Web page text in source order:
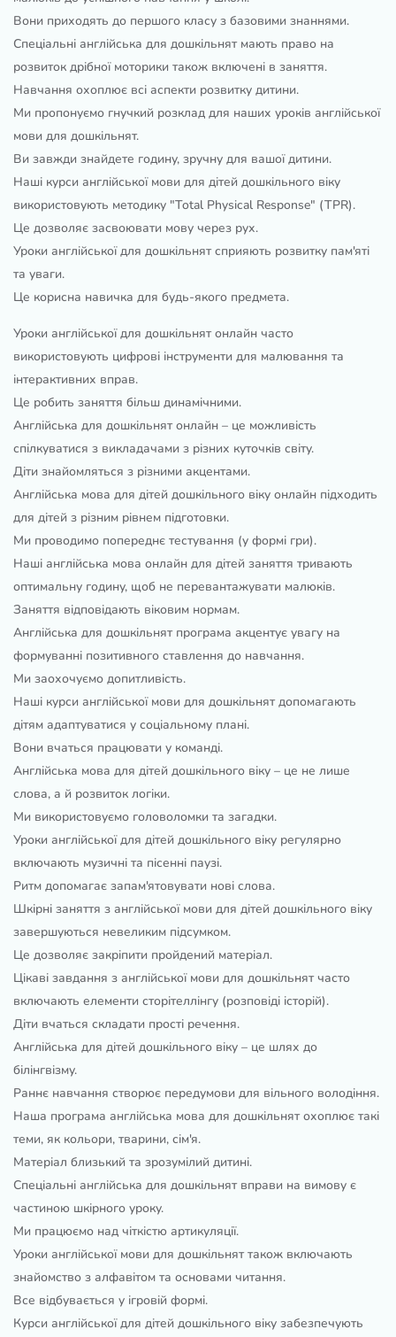
Вони приходять до першого класу з базовими знаннями.
Спеціальні англійська для дошкільнят мають право на
розвиток дрібної моторики також включені в заняття.
Навчання охоплює всі аспекти розвитку дитини.
Ми пропонуємо гнучкий розклад для наших уроків англійської
мови для дошкільнят.
Ви завжди знайдете годину, зручну для вашої дитини.
Наші курси англійської мови для дітей дошкільного віку
використовують методику "Total Physical Response" (TPR).
Це дозволяє засвоювати мову через рух.
Уроки англійської для дошкільнят сприяють розвитку пам'яті
та уваги.
Це корисна навичка для будь-якого предмета.
Уроки англійської для дошкільнят онлайн часто
використовують цифрові інструменти для малювання та
інтерактивних вправ.
Це робить заняття більш динамічними.
Англійська для дошкільнят онлайн – це можливість
спілкуватися з викладачами з різних куточків світу.
Діти знайомляться з різними акцентами.
Англійська мова для дітей дошкільного віку онлайн підходить
для дітей з різним рівнем підготовки.
Ми проводимо попереднє тестування (у формі гри).
Наші англійська мова онлайн для дітей заняття тривають
оптимальну годину, щоб не перевантажувати малюків.
Заняття відповідають віковим нормам.
Англійська для дошкільнят програма акцентує увагу на
формуванні позитивного ставлення до навчання.
Ми заохочуємо допитливість.
Наші курси англійської мови для дошкільнят допомагають
дітям адаптуватися у соціальному плані.
Вони вчаться працювати у команді.
Англійська мова для дітей дошкільного віку – це не лише
слова, а й розвиток логіки.
Ми використовуємо головоломки та загадки.
Уроки англійської для дітей дошкільного віку регулярно
включають музичні та пісенні паузі.
Ритм допомагає запам'ятовувати нові слова.
Шкірні заняття з англійської мови для дітей дошкільного віку
завершуються невеликим підсумком.
Це дозволяє закріпити пройдений матеріал.
Цікаві завдання з англійської мови для дошкільнят часто
включають елементи сторітеллінгу (розповіді історій).
Діти вчаться складати прості речення.
Англійська для дітей дошкільного віку – це шлях до
білінгвізму.
Раннє навчання створює передумови для вільного володіння.
Наша програма англійська мова для дошкільнят охоплює такі
теми, як кольори, тварини, сім'я.
Матеріал близький та зрозумілий дитині.
Спеціальні англійська для дошкільнят вправи на вимову є
частиною шкірного уроку.
Ми працюємо над чіткістю артикуляції.
Уроки англійської мови для дошкільнят також включають
знайомство з алфавітом та основами читання.
Все відбувається у ігровій формі.
Курси англійської для дітей дошкільного віку забезпечують